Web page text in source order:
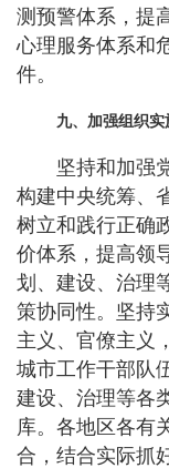
测预警体系，提
心理服务体系和
件。
九、加强组织实
坚持和加强
构建中央统筹、
树立和践行正确
价体系，提高领
划、建设、治理
策协同性。坚持
主义、官僚主义
城市工作干部队
建设、治理等各
库。各地区各有
合，结合实际抓